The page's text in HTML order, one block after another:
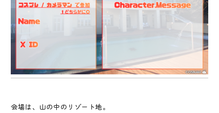
会場は、山の中のリゾート地。